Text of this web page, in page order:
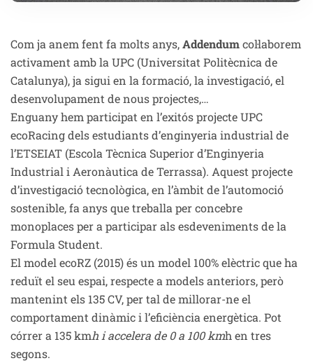
Com ja anem fent fa molts anys,Addendumcol·laborem
activament amb la UPC (Universitat Politècnica de
Catalunya), ja sigui en la formació, la investigació, el
desenvolupament de nous projectes,…
Enguany hem participat en l’exitós projecte UPC
ecoRacing dels estudiants d’enginyeria industrial de
l’ETSEIAT (Escola Tècnica Superior d’Enginyeria
Industrial i Aeronàutica de Terrassa). Aquest projecte
d’investigació tecnològica, en l’àmbit de l’automoció
sostenible, fa anys que treballa per concebre
monoplaces per a participar als esdeveniments de la
Formula Student.
El model ecoRZ (2015) és un model 100% elèctric que ha
reduït el seu espai, respecte a models anteriors, però
mantenint els 135 CV, per tal de millorar-ne el
comportament dinàmic i l’eficiència energètica. Pot
córrer a 135 kmh i accelera de 0 a 100 kmh en tres
segons.